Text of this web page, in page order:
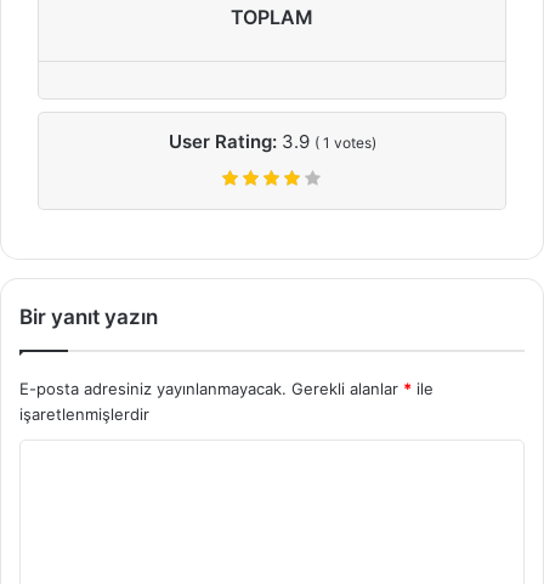
TOPLAM
User Rating: 3.9 ( 1 votes)
Bir yanıt yazın
E-posta adresiniz yayınlanmayacak. Gerekli alanlar * ile
işaretlenmişlerdir